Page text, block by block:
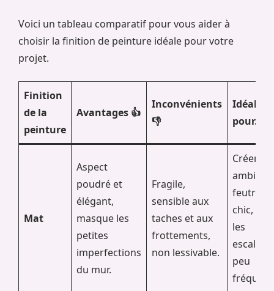
Voici un tableau comparatif pour vous aider à
choisir la finition de peinture idéale pour votre
projet.
Finition
de la
peinture
Avantages 👍
Inconvénients
👎
Idéal
pour…
Mat
Aspect
poudré et
élégant,
masque les
petites
imperfections
du mur.
Fragile,
sensible aux
taches et aux
frottements,
non lessivable.
Créer
feutrée
chic,
les
escaliers
peu